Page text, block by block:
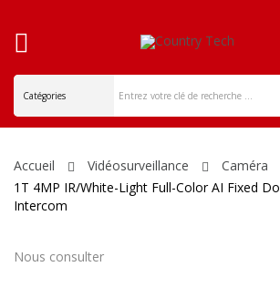
Accueil Vidéosurveillance Caméra
1T 4MP IR/White-Light Full-Color AI Fixed
Intercom
Nous consulter